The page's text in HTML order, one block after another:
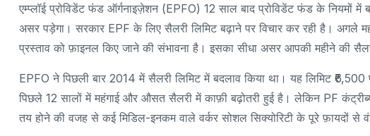
एम्प्लॉई प्रोविडेंट फंड ऑर्गनाइज़ेशन (EPFO) 12 साल बाद प्रोविडेंट फंड के नियमों में
असर पड़ेगा। सरकार EPF के लिए सैलरी लिमिट बढ़ाने पर विचार कर रही है। अगले
प्रस्ताव को फ़ाइनल किए जाने की संभावना है। इसका सीधा असर आपकी महीने की
EPFO ने पिछली बार 2014 में सैलरी लिमिट में बदलाव किया था। यह लिमिट
पिछले 12 सालों में महंगाई और औसत सैलरी में काफ़ी बढ़ोतरी हुई है। लेकिन PF
तय होने की वजह से कई मिडिल-इनकम वाले वर्कर सोशल सिक्योरिटी के पूरे फ़ायदों से